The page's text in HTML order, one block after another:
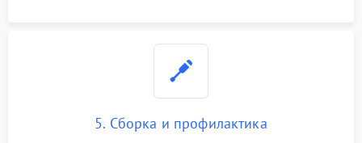
5. Сборка и профилактика